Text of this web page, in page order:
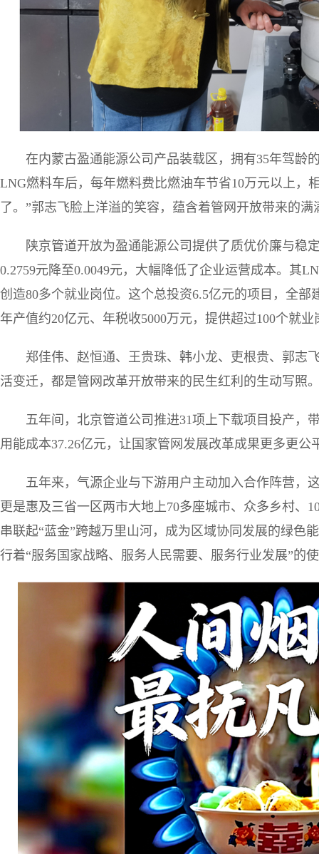
在内蒙古盈通能源公司产品装载区，拥有35年驾龄
LNG燃料车后，每年燃料费比燃油车节省10万元以上，
了。”郭志飞脸上洋溢的笑容，蕴含着管网开放带来的
陕京管道开放为盈通能源公司提供了质优价廉与稳
0.2759元降至0.0049元，大幅降低了企业运营成本。其
创造80多个就业岗位。这个总投资6.5亿元的项目，全
年产值约20亿元、年税收5000万元，提供超过100个就
郑佳伟、赵恒通、王贵珠、韩小龙、吏根贵、郭志
活变迁，都是管网改革开放带来的民生红利的生动写照
五年间，北京管道公司推进31项上下载项目投产，
用能成本37.26亿元，让国家管网发展改革成果更多更公
五年来，气源企业与下游用户主动加入合作阵营，
更是惠及三省一区两市大地上70多座城市、众多乡村、
串联起“蓝金”跨越万里山河，成为区域协同发展的绿色
行着“服务国家战略、服务人民需要、服务行业发展”的